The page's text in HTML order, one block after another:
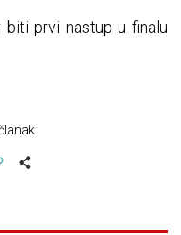
prvi nastup u finalu